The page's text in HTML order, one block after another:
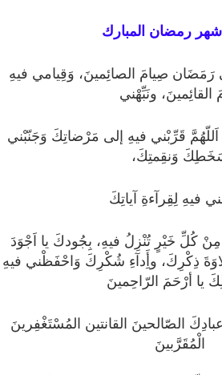
شهر رمضان المبارك
صِيامَ الصائِمينَ، وَقِيامي فيهِ
القائِمينَ، ونَبِّهْني
اَللّهُمَّ قَرِّبْني فيهِ إلى مَرْضاتِكَ وَجَنّبْني
وَنقِمتِكَ،
فيهِ لِقِرآءةِ آياتِكَ
مِنْ كُلِّ خَيْرٍ تُنْزِلُ فيهِ، بِجُودكَ يا اَجْوَدَ
ذِكْرِكَ، وأَِدآءِ شُكْرِكَ وَاحْفَظْني فيهِ
يا أرْحَمَ الرّاحِمينَ
الصّالحينَ القانتين المُسْتَغْفِرينَ
الْمُقَرَّبينَ